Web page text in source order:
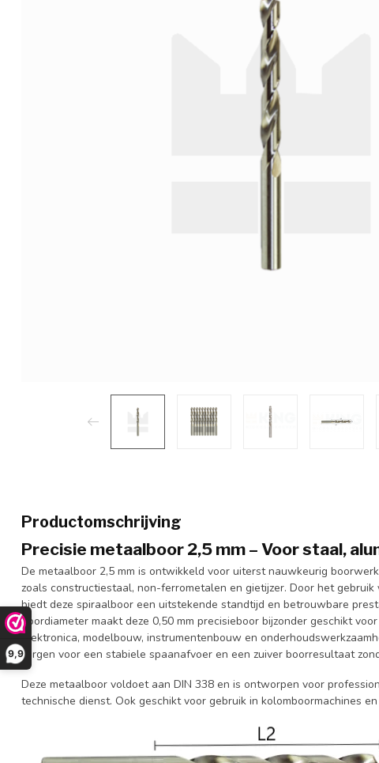
9,9
Productomschrijving
Precisie metaalboor 2,5 mm – Voor staal,
De metaalboor 2,5 mm is ontwikkeld voor uiterst nauwkeurig
zoals constructiestaal, non-ferrometalen en gietijzer. Door het
biedt deze spiraalboor een uitstekende standtijd en betrouwbare
boordiameter maakt deze 0,50 mm precisieboor bijzonder geschikt
elektronica, modelbouw, instrumentenbouw en
zorgen voor een stabiele spaanafvoer en een zuiver boorresultaat
Deze metaalboor voldoet aan DIN 338 en is ontworpen voor
technische dienst. Ook geschikt voor gebruik in kolomboormachines